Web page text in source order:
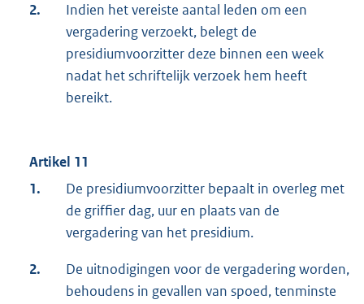
2.
Indien het vereiste aantal leden om een
vergadering verzoekt, belegt de
presidiumvoorzitter deze binnen een week
nadat het schriftelijk verzoek hem heeft
bereikt.
Artikel 11
1.
De presidiumvoorzitter bepaalt in overleg met
de griffier dag, uur en plaats van de
vergadering van het presidium.
2.
De uitnodigingen voor de vergadering worden,
behoudens in gevallen van spoed, tenminste